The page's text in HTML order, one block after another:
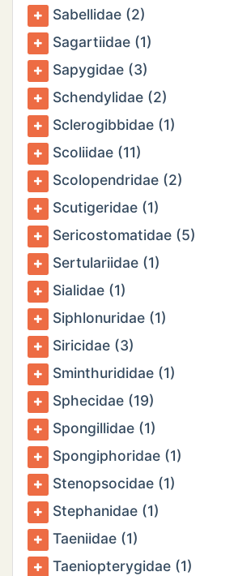
Sabellidae (2)
Sagartiidae (1)
Sapygidae (3)
Schendylidae (2)
Sclerogibbidae (1)
Scoliidae (11)
Scolopendridae (2)
Scutigeridae (1)
Sericostomatidae (5)
Sertulariidae (1)
Sialidae (1)
Siphlonuridae (1)
Siricidae (3)
Sminthurididae (1)
Sphecidae (19)
Spongillidae (1)
Spongiphoridae (1)
Stenopsocidae (1)
Stephanidae (1)
Taeniidae (1)
Taeniopterygidae (1)